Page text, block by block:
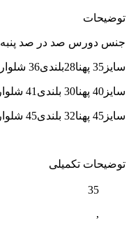
توضیحات
جنس دورس صد در صد پنبه
سایز35 پهنا28بلندی36 شلوار47
سایز40 پهنا30 بلندی41 شلوار51
سایز45 پهنا32 بلندی45 شلوار55
توضیحات تکمیلی
35
,